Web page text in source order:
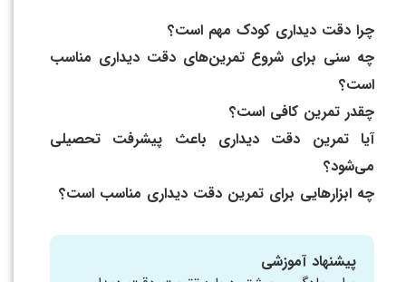
چرا دقت دیداری کودک مهم است؟
چه سنی برای شروع تمرین‌های دقت دیداری مناسب
است؟
چقدر تمرین کافی است؟
آیا تمرین دقت دیداری باعث پیشرفت تحصیلی
می‌شود؟
چه ابزارهایی برای تمرین دقت دیداری مناسب است؟
پیشنهاد آموزشی